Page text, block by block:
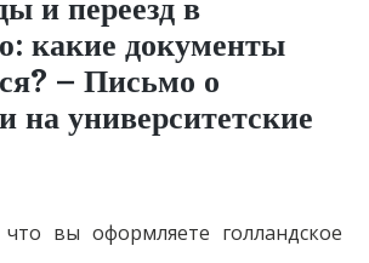
и переезд в
какие документы
– Письмо о
на университетские
вы оформляете голландское